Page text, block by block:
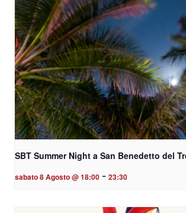
SBT Summer Night a San Benedetto del
sabato 8 Agosto @ 18:00 - 23:30